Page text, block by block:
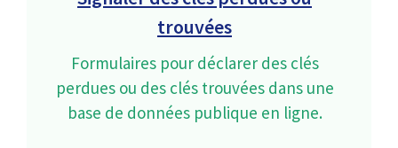
trouvées
Formulaires pour déclarer des clés
perdues ou des clés trouvées dans une
base de données publique en ligne.